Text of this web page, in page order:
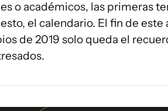
o académicos, las primeras
el calendario. El fin de este
de 2019 solo queda el